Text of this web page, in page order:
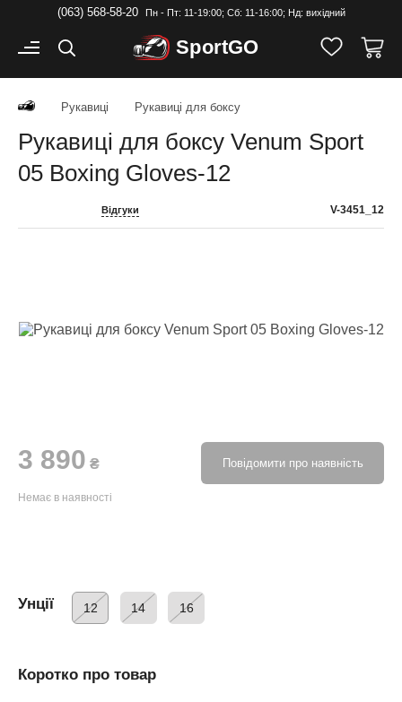
(063) 568-58-20 Пн - Пт: 11-19:00; Cб: 11-16:00; Нд: вихідний
SportGO
Рукавиці Рукавиці для боксу
Рукавиці для боксу Venum Sport
05 Boxing Gloves-12
Відгуки V-3451_12
3 890 ₴
Немає в наявності
Повідомити про наявність
Унції 12 14 16
Коротко про товар